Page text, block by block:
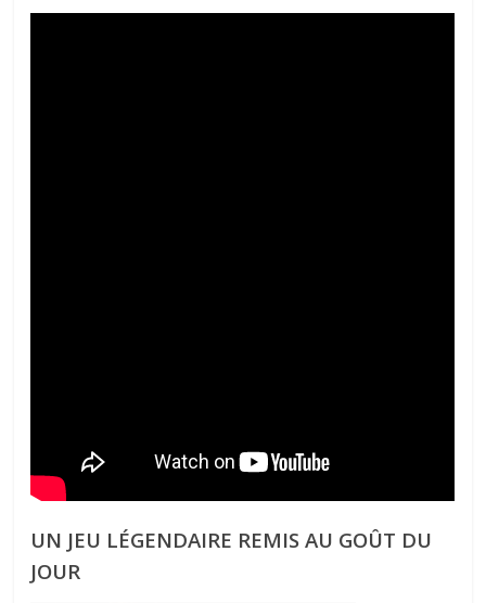
UN JEU LÉGENDAIRE REMIS AU GOÛT DU
JOUR